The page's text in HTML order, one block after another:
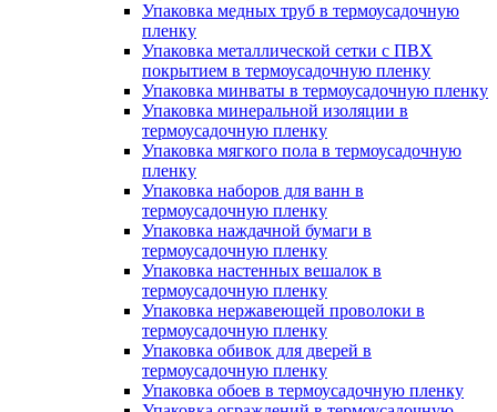
Упаковка медных труб в термоусадочную
пленку
Упаковка металлической сетки с ПВХ
покрытием в термоусадочную пленку
Упаковка минваты в термоусадочную пленку
Упаковка минеральной изоляции в
термоусадочную пленку
Упаковка мягкого пола в термоусадочную
пленку
Упаковка наборов для ванн в
термоусадочную пленку
Упаковка наждачной бумаги в
термоусадочную пленку
Упаковка настенных вешалок в
термоусадочную пленку
Упаковка нержавеющей проволоки в
термоусадочную пленку
Упаковка обивок для дверей в
термоусадочную пленку
Упаковка обоев в термоусадочную пленку